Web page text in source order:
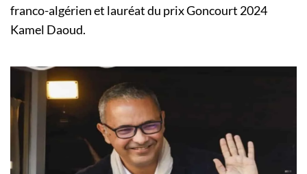
franco-algérien et lauréat du prix Goncourt 2024
Kamel Daoud.